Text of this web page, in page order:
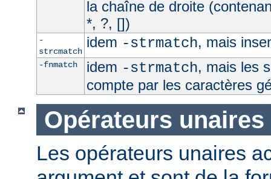
la chaîne de droite
*, ?, [])
-
strcmatch
idem -strmatch, mais
-fnmatch idem -strmatch, mais les
compte par les caractères
Opérateurs unaires
Les opérateurs unaires